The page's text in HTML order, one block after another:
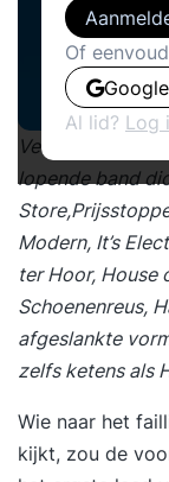
Vele
lopende band
Modern, It’s
ter Hoor, House
Schoenenreus,
afgeslankte
zelfs ketens als
Wie naar het
kijkt, zou de
Of
Google
Al lid? Log